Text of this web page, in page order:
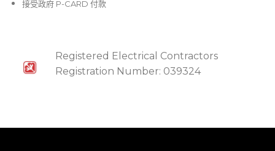
接受政府 P-CARD 付款
Registered Electrical Contractors
Registration Number: 039324